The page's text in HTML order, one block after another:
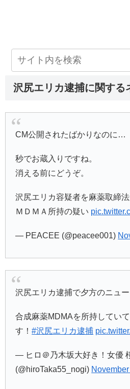
沢尻エリカ逮捕に関する
CM公開されたばかりなのに…
秒でお蔵入りですね。
消える前にどうぞ。
沢尻エリカ容疑者を麻薬取締
ＭＤＭＡ所持の疑い
— PEACEE (@peacee001)
沢尻エリカ逮捕で夕方のニュ
合成麻薬MDMAを所持してい
す！#沢尻エリカ逮捕
— ヒロ＠乃木坂大好き！女優
(@hiroTaka55_nogi)